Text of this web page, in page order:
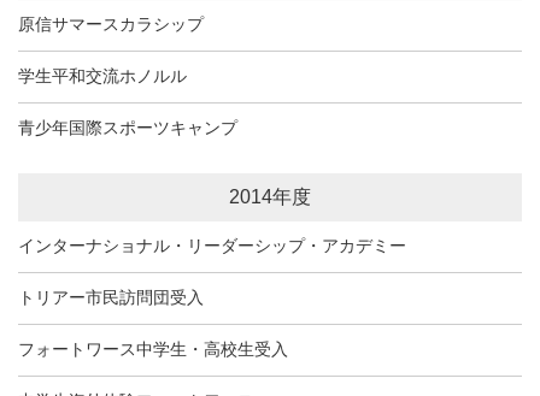
原信サマースカラシップ
学生平和交流ホノルル
青少年国際スポーツキャンプ
2014年度
インターナショナル・リーダーシップ・アカデミー
トリアー市民訪問団受入
フォートワース中学生・高校生受入